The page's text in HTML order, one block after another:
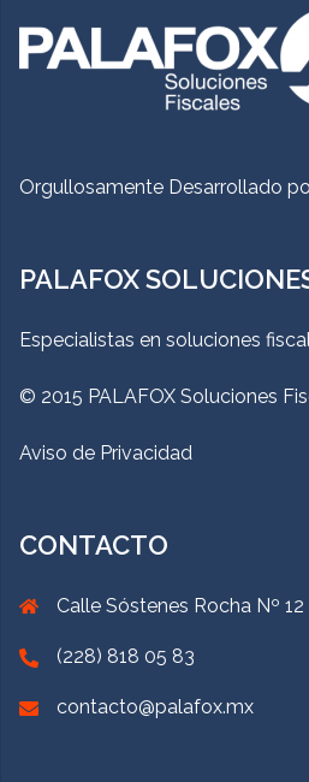
Orgullosamente Desarrollado
PALAFOX
Especialistas en soluciones
© 2015 PALAFOX Soluciones
Aviso de Privacidad
CONTACTO
Calle Sóstenes Rocha Nº
(228) 818 05 83
contacto@palafox.mx